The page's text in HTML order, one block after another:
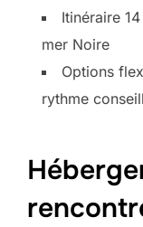
Itinéraire
mer Noire
Options
rythme